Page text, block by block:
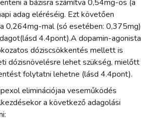
a bázisra számítva 0,54mg-os (a
adag eléréséig. Ezt követően
0,264mg-mal (só esetében: 0,375mg)
4.4pont).A dopamin-agonista
dóziscsökkentés mellett is
dózisnövelésre lehet szükség, mielőtt
folytatni lehetne (lásd 4.4pont).
eliminációjaa veseműködés
a következő adagolási